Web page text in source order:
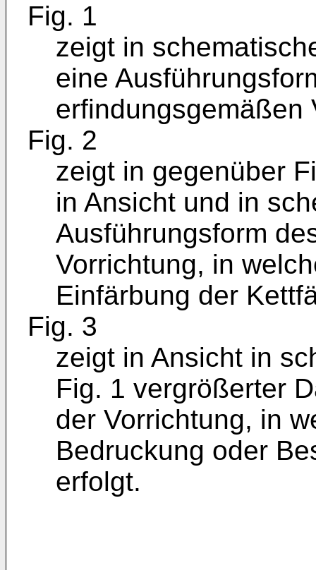
Fig. 1
zeigt in
eine
erfindungsgemäßen
Fig. 2
zeigt in gegenüber
in Ansicht und in
Ausführungsform
Vorrichtung, in
Einfärbung der
Fig. 3
zeigt in Ansicht in
Fig. 1 vergrößerter
der Vorrichtung, in
Bedruckung oder
erfolgt.